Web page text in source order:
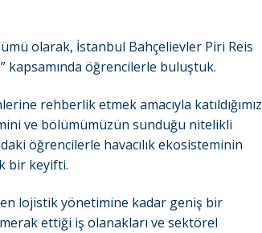
olarak, İstanbul Bahçelievler Piri Reis
kapsamında öğrencilerle buluştuk.
rehberlik etmek amacıyla katıldığımız
ve bölümümüzün sunduğu nitelikli
öğrencilerle havacılık ekosisteminin
bir keyifti.
lojistik yönetimine kadar geniş bir
ettiği iş olanakları ve sektörel